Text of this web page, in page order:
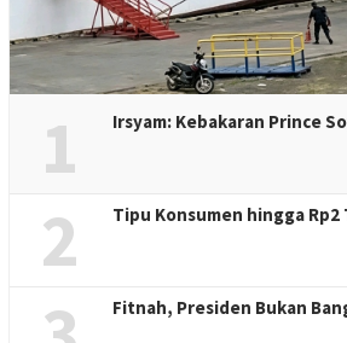
1 Irsyam: Kebakaran Prince
2 Tipu Konsumen hingga
Fitnah, Presiden Bukan